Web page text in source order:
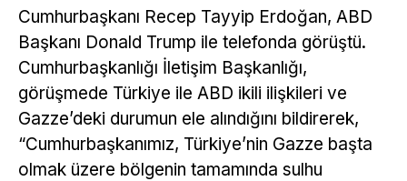
Cumhurbaşkanı Recep Tayyip Erdoğan, ABD
Başkanı Donald Trump ile telefonda görüştü.
Cumhurbaşkanlığı İletişim Başkanlığı,
görüşmede Türkiye ile ABD ikili ilişkileri ve
Gazze’deki durumun ele alındığını bildirerek,
“Cumhurbaşkanımız, Türkiye’nin Gazze başta
olmak üzere bölgenin tamamında sulhu